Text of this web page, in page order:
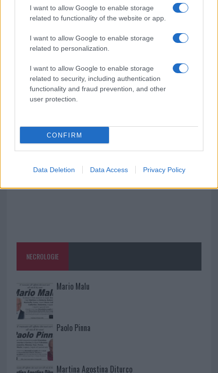
I want to allow Google to enable storage
related to functionality of the website or app.
I want to allow Google to enable storage
related to personalization.
I want to allow Google to enable storage
related to security, including authentication
functionality and fraud prevention, and other
user protection.
CONFIRM
Data Deletion Data Access Privacy Policy
Gallura
Michelle Hunziker in Gallura, bella anche dal
vivo: un amico vip svela come fa
Calangianus, dopo le polemiche il centro
accoglienza minori chiude
esplode la protesta
NECROLOGIE
Mario Malu
Paolo Pinna
Martina Agostina Diturco